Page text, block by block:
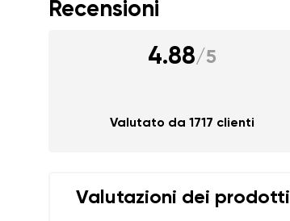
Recensioni
4.88/5
Valutato da 1717 clienti
Valutazioni dei prodotti